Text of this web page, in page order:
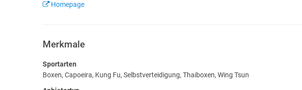
Homepage
Merkmale
Sportarten
Boxen, Capoeira, Kung Fu, Selbstverteidigung, Thaiboxen, Wing Tsun